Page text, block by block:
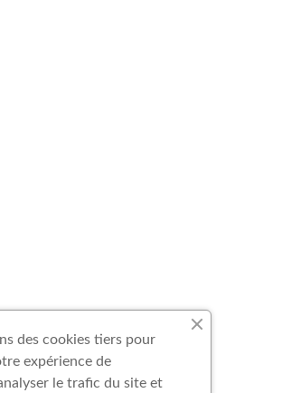
des cookies tiers pour
expérience de
le trafic du site et